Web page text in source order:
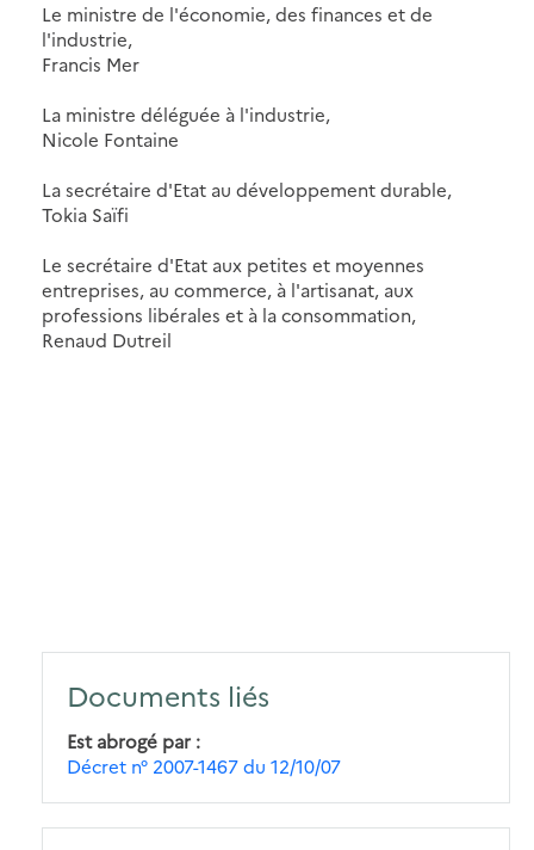
Le ministre de l'économie, des finances et de
l'industrie,
Francis Mer
La ministre déléguée à l'industrie,
Nicole Fontaine
La secrétaire d'Etat au développement durable,
Tokia Saïfi
Le secrétaire d'Etat aux petites et moyennes
entreprises, au commerce, à l'artisanat, aux
professions libérales et à la consommation,
Renaud Dutreil
Documents liés
Est abrogé par
Décret n° 2007-1467 du 12/10/07